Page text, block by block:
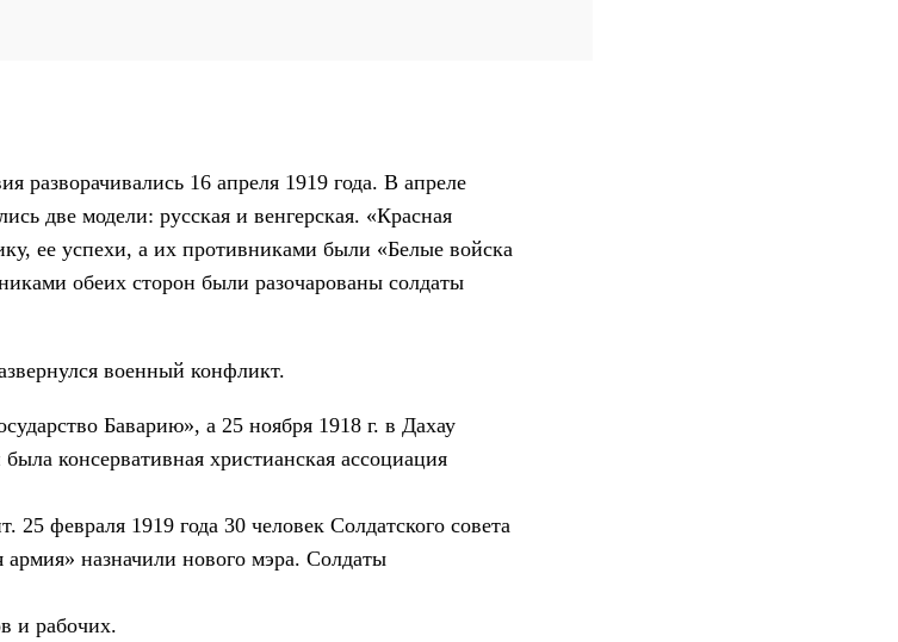
16 апреля 1919 года. В апреле
две модели: русская и венгерская. «Красная
ее успехи, а их противниками были «Белые войска
обеих сторон были разочарованы солдаты
военный конфликт.
Баварию», а 25 ноября 1918 г. в Дахау
консервативная христианская ассоциация
февраля 1919 года 30 человек Солдатского совета
армия» назначили нового мэра. Солдаты
и рабочих.